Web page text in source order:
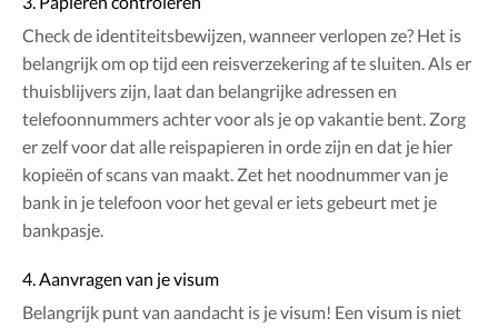
Check de identiteitsbewijzen, wanneer verlopen ze? Het is
belangrijk om op tijd een reisverzekering af te sluiten. Als er
thuisblijvers zijn, laat dan belangrijke adressen en
telefoonnummers achter voor als je op vakantie bent. Zorg
er zelf voor dat alle reispapieren in orde zijn en dat je hier
kopieën of scans van maakt. Zet het noodnummer van je
bank in je telefoon voor het geval er iets gebeurt met je
bankpasje.
4. Aanvragen van je visum
Belangrijk punt van aandacht is je visum! Een visum is niet